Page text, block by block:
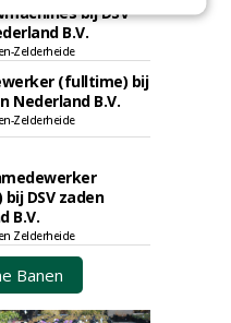
bij DSV
B.V.
Zelderheide
(fulltime) bij
Nederland B.V.
Zelderheide
DSV zaden
B.V.
Zelderheide
Banen